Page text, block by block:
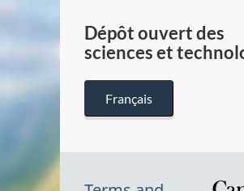
Dépôt ouvert des
sciences et
Français